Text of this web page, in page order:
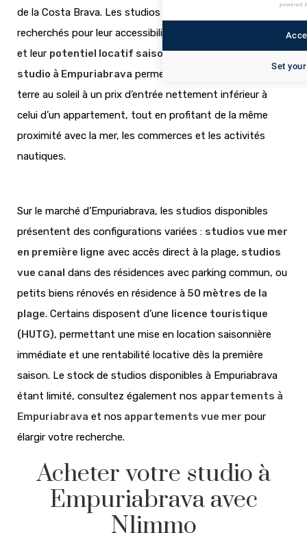
de la Costa Brava. Les studios y sont particulièrement
recherchés pour leur accessibilité, leur facilité d’entretien
et leur potentiel locatif saisonnierélevé. Acheter un
studio à Empuriabrava permet de disposer d’un pied-à-
terre au soleil à un prix d’entrée nettement inférieur à
celui d’un appartement, tout en profitant de la même
proximité avec la mer, les commerces et les activités
nautiques.
Sur le marché d’Empuriabrava, les studios disponibles
présentent des configurations variées : studios vue mer
en première ligne avec accès direct à la plage, studios
vue canal dans des résidences avec parking commun, ou
petits biens rénovés en résidence à 50 mètres de la
plage. Certains disposent d’une licence touristique
(HUTG), permettant une mise en location saisonnière
immédiate et une rentabilité locative dès la première
saison. Le stock de studios disponibles à Empuriabrava
étant limité, consultez également nos appartements à
Empuriabrava et nos appartements vue mer pour
élargir votre recherche.
Acheter votre studio à
Empuriabrava avec
N1immo
powered
Set